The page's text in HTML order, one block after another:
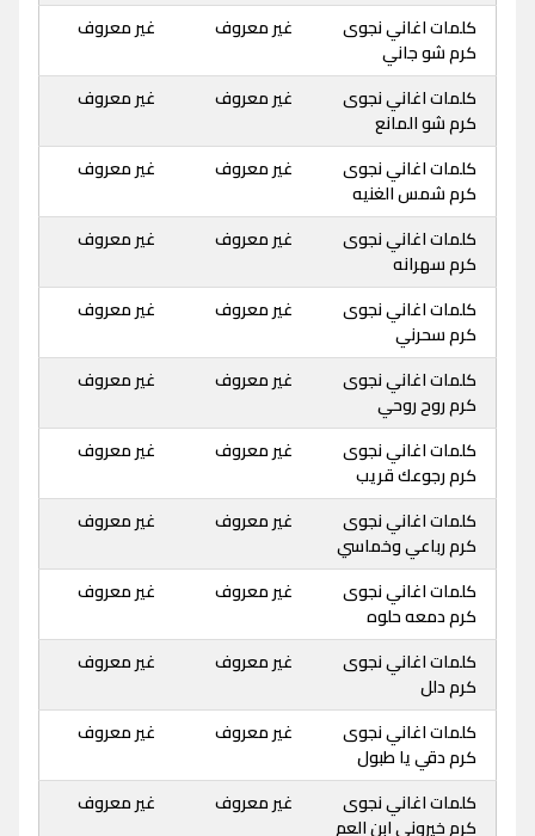
كلمات اغاني نجوى
كرم شو جاني
غير معروف غير معروف
كلمات اغاني نجوى
كرم شو المانع
غير معروف غير معروف
كلمات اغاني نجوى
كرم شمس الغنيه
غير معروف غير معروف
كلمات اغاني نجوى
كرم سهرانه
غير معروف غير معروف
كلمات اغاني نجوى
كرم سحرني
غير معروف غير معروف
كلمات اغاني نجوى
كرم روح روحي
غير معروف غير معروف
كلمات اغاني نجوى
كرم رجوعك قريب
غير معروف غير معروف
كلمات اغاني نجوى
كرم رباعي وخماسي
غير معروف غير معروف
كلمات اغاني نجوى
كرم دمعه حلوه
غير معروف غير معروف
كلمات اغاني نجوى
كرم دلل
غير معروف غير معروف
كلمات اغاني نجوى
كرم دقي يا طبول
غير معروف غير معروف
كلمات اغاني نجوى
كرم خيروني ابن العم
غير معروف غير معروف